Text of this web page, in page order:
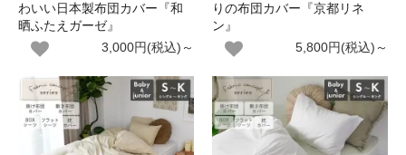
わいい日本製布団カバー『和
晒ふたえガーゼ』
3,000円(税込)～
りの布団カバー『京都リネ
ン』
5,800円(税込)～